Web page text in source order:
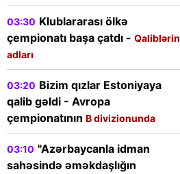
03:30 Klublararası ölkə
çempionatı başa çatdı - Qaliblərin
adları
03:20 Bizim qızlar Estoniyaya
qalib gəldi - Avropa
çempionatının B divizionunda
03:10 "Azərbaycanla idman
sahəsində əməkdaşlığın